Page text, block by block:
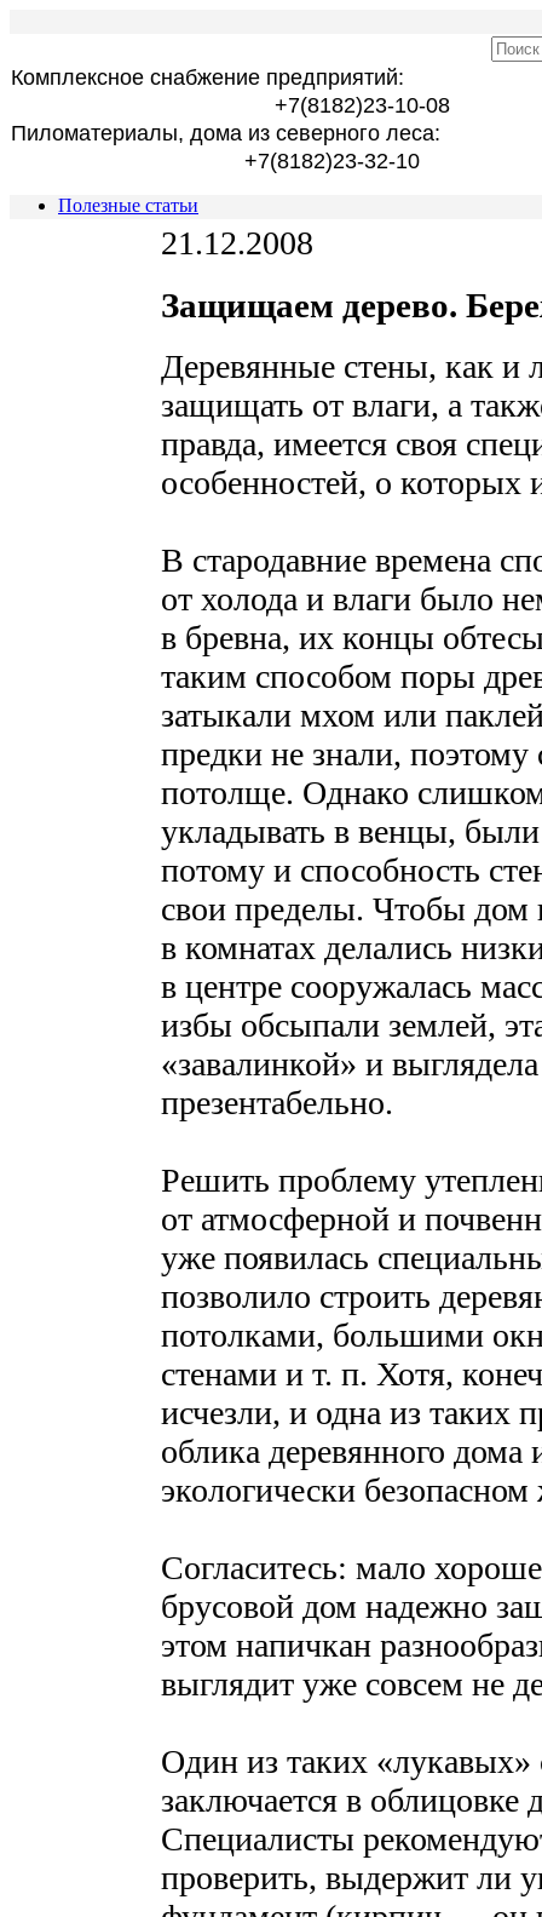
Комплексное снабжение предприятий:
+7(8182)23-10-08
Пиломатериалы, дома из северного леса:
+7(8182)23-32-10
Полезные статьи
21.12.2008
Защищаем дерево.
Деревянные стены, как и
защищать от влаги, а
правда, имеется своя
особенностей, о которых
В стародавние времена
от холода и влаги было
в бревна, их концы
таким способом поры
затыкали мхом или
предки не знали, поэтому
потолще. Однако
укладывать в венцы,
потому и способность
свои пределы. Чтобы
в комнатах делались
в центре сооружалась
избы обсыпали землей,
«завалинкой» и
презентабельно.
Решить проблему
от атмосферной и
уже появилась
позволило строить
потолками, большими
стенами и т. п. Хотя,
исчезли, и одна из таких
облика деревянного
экологически
Согласитесь: мало
брусовой дом надежно
этом напичкан
выглядит уже совсем не
Один из таких «лукавых»
заключается в облицовке
Специалисты
проверить, выдержит ли